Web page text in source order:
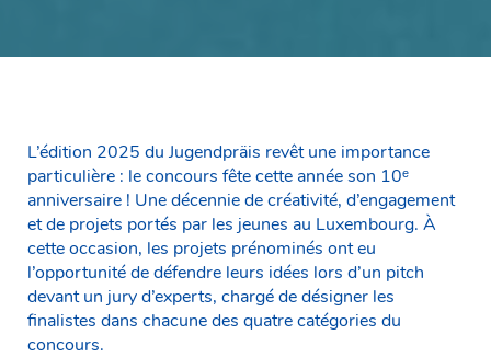
L’édition 2025 du Jugendpräis revêt une importance
particulière : le concours fête cette année son 10ᵉ
anniversaire ! Une décennie de créativité, d’engagement
et de projets portés par les jeunes au Luxembourg. À
cette occasion, les projets prénominés ont eu
l’opportunité de défendre leurs idées lors d’un pitch
devant un jury d’experts, chargé de désigner les
finalistes dans chacune des quatre catégories du
concours.